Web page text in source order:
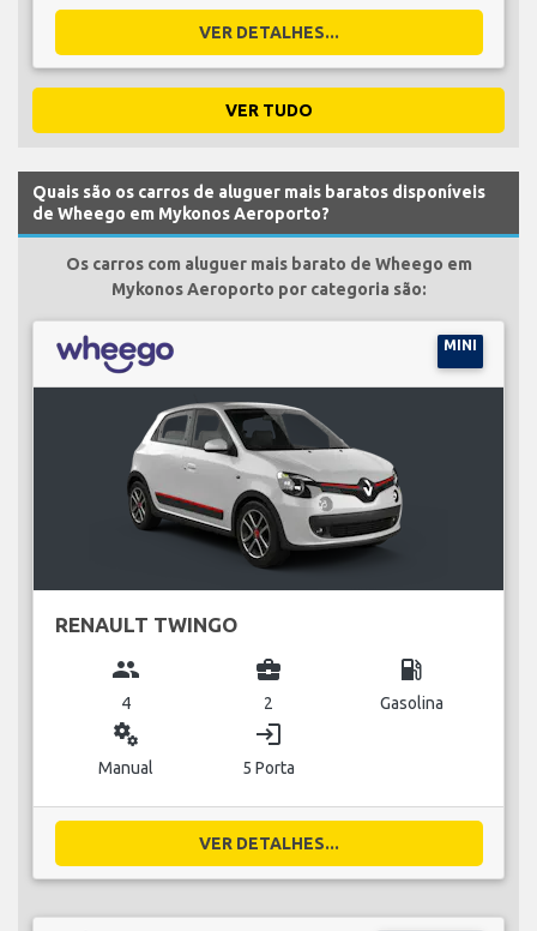
VER DETALHES...
VER TUDO
Quais são os carros de aluguer mais baratos disponíveis
de Wheego em Mykonos Aeroporto?
Os carros com aluguer mais barato de Wheego em
Mykonos Aeroporto por categoria são:
MINI
RENAULT TWINGO
group
4
business_center
2
local_gas_station
Gasolina
miscellaneous_services
Manual
login
5 Porta
VER DETALHES...